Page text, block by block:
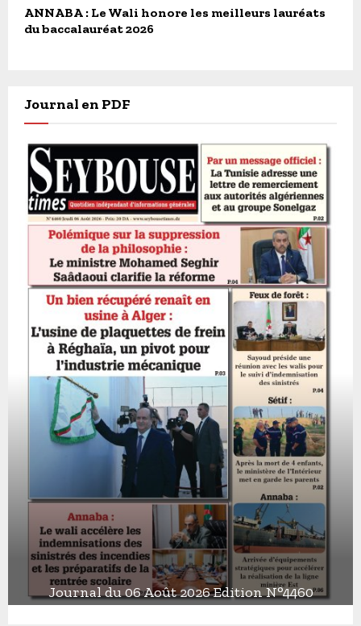
ANNABA : Le Wali honore les meilleurs lauréats
du baccalauréat 2026
Journal en PDF
Journal du 06 Août 2026 Edition N°4460